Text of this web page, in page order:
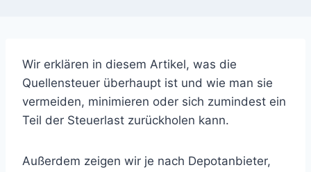
Wir erklären in diesem Artikel, was die
Quellensteuer überhaupt ist und wie man sie
vermeiden, minimieren oder sich zumindest ein
Teil der Steuerlast zurückholen kann.
Außerdem zeigen wir je nach Depotanbieter,